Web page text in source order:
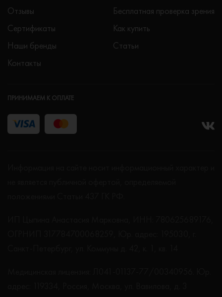
Отзывы
Сертификаты
Наши бренды
Контакты
Бесплатная проверка зрения
Как купить
Статьи
ПРИНИМАЕМ К ОПЛАТЕ